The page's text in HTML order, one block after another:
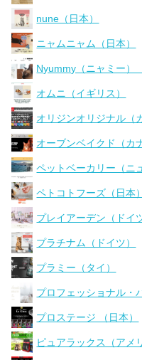
nune（日本）
ニャムニャム（日本）
Nyummy（ニャミー）
オムニ（イギリス）
オリジンオリジナル（
オーブンベイクド（カ
ペットベーカリー（ニ
ペトコトフーズ（日本）
プレイアーデン（ドイ
プラチナム（ドイツ）
プラミー（タイ）
プロフェッショナル・
プロステージ （日本）
ピュアラックス（アメ